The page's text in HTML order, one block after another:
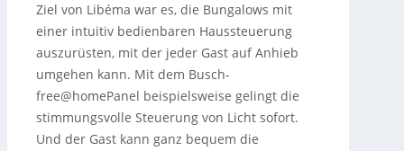
Ziel von Libéma war es, die Bungalows mit
einer intuitiv bedienbaren Haussteuerung
auszurüsten, mit der jeder Gast auf Anhieb
umgehen kann. Mit dem Busch-
free@homePanel beispielsweise gelingt die
stimmungsvolle Steuerung von Licht sofort.
Und der Gast kann ganz bequem die